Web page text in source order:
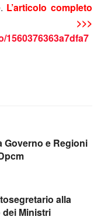
L’articolo completo
>>>
Governo e Regioni
alla
Ministri